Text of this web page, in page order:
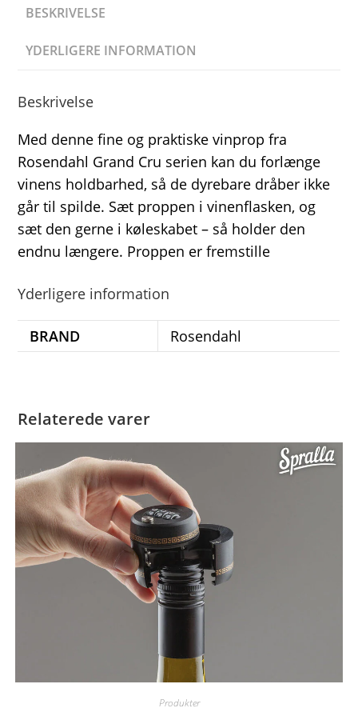
BESKRIVELSE
YDERLIGERE INFORMATION
Beskrivelse
Med denne fine og praktiske vinprop fra
Rosendahl Grand Cru serien kan du forlænge
vinens holdbarhed, så de dyrebare dråber ikke
går til spilde. Sæt proppen i vinenflasken, og
sæt den gerne i køleskabet – så holder den
endnu længere. Proppen er fremstille
Yderligere information
BRAND Rosendahl
Relaterede varer
Produkter